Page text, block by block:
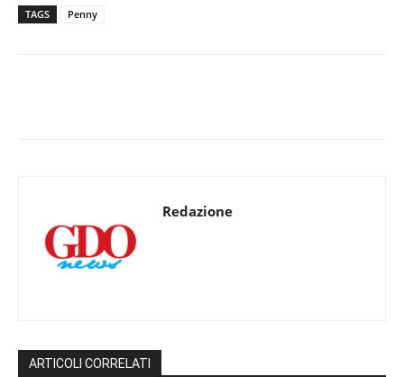
TAGS Penny
Redazione
ARTICOLI CORRELATI